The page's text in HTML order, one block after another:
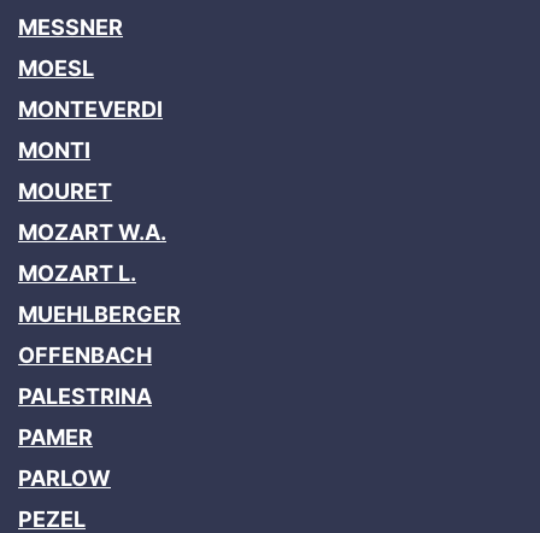
MESSNER
MOESL
MONTEVERDI
MONTI
MOURET
MOZART W.A.
MOZART L.
MUEHLBERGER
OFFENBACH
PALESTRINA
PAMER
PARLOW
PEZEL